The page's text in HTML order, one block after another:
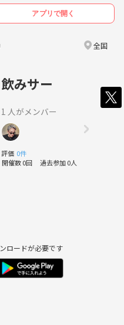
アプリで開く
全国
飲みサー
1 人がメンバー
評価 0件
開催数 0回 過去参加 0人
ロードが必要です